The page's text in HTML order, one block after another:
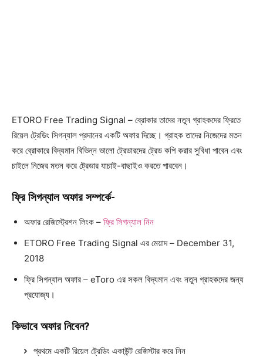
ETORO Free Trading Signal – ব্রোকার তাদের নতুন গ্রাহকদের ফ্রিতে
রিয়েল ট্রেডিং সিগন্যাল প্রদানের একটি অফার দিচ্ছে। গ্রাহক তাদের নিজেদের মতন
করে ব্রোকারে বিদ্যমান বিভিন্ন ভালো ট্রেডারদের ট্রেড কপি করার সুবিধা পাবেন এবং
চাইলে নিজের মতন করে ট্রেডার যাচাই-বাছাইও করতে পারবেন।
ফ্রি সিগন্যাল অফার সম্পর্কে-
অফার রেজিস্ট্রেশন লিংক – ফ্রি সিগন্যাল নিন
ETORO Free Trading Signal এর মেয়াদ – December 31,
2018
ফ্রি সিগন্যাল অফার – eToro এর সকল বিদ্যমান এবং নতুন গ্রাহকদের জন্য
প্রযোজ্য।
কিভাবে অফার নিবেন?
প্রথমে একটি রিয়েল ট্রেডিং একাউন্ট রেজিস্টার করে নিন